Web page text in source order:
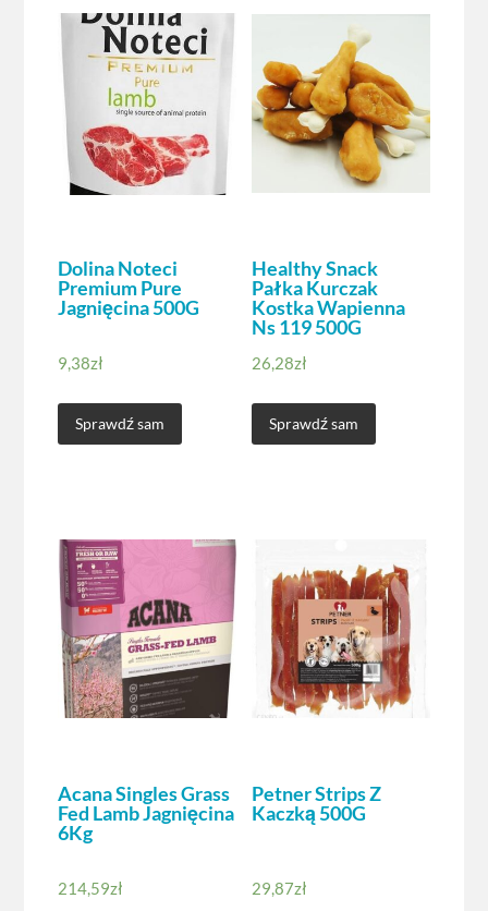
Dolina Noteci
Premium Pure
Jagnięcina 500G
9,38zł
Sprawdź sam
Healthy Snack
Pałka Kurczak
Kostka Wapienna
Ns 119 500G
26,28zł
Sprawdź sam
Acana Singles Grass
Fed Lamb Jagnięcina
6Kg
214,59zł
Petner Strips Z
Kaczką 500G
29,87zł